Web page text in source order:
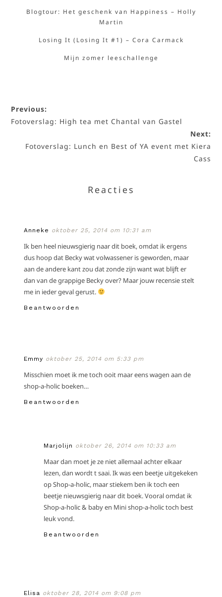
Blogtour: Het geschenk van Happiness – Holly
Martin
Losing It (Losing It #1) – Cora Carmack
Mijn zomer leeschallenge
Previous:
Fotoverslag: High tea met Chantal van Gastel
Next:
Fotoverslag: Lunch en Best of YA event met Kiera
Cass
Reacties
Anneke oktober 25, 2014 om 10:31 am
Ik ben heel nieuwsgierig naar dit boek, omdat ik ergens
dus hoop dat Becky wat volwassener is geworden, maar
aan de andere kant zou dat zonde zijn want wat blijft er
dan van de grappige Becky over? Maar jouw recensie stelt
me in ieder geval gerust.
Beantwoorden
Emmy oktober 25, 2014 om 5:33 pm
Misschien moet ik me toch ooit maar eens wagen aan de
shop-a-holic boeken…
Beantwoorden
Marjolijn oktober 26, 2014 om 10:33 am
Maar dan moet je ze niet allemaal achter elkaar
lezen, dan wordt t saai. Ik was een beetje uitgekeken
op Shop-a-holic, maar stiekem ben ik toch een
beetje nieuwsgierig naar dit boek. Vooral omdat ik
Shop-a-holic & baby en Mini shop-a-holic toch best
leuk vond.
Beantwoorden
Elisa oktober 28, 2014 om 9:08 pm